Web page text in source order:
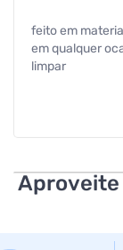
feito em
em qualquer
limpar